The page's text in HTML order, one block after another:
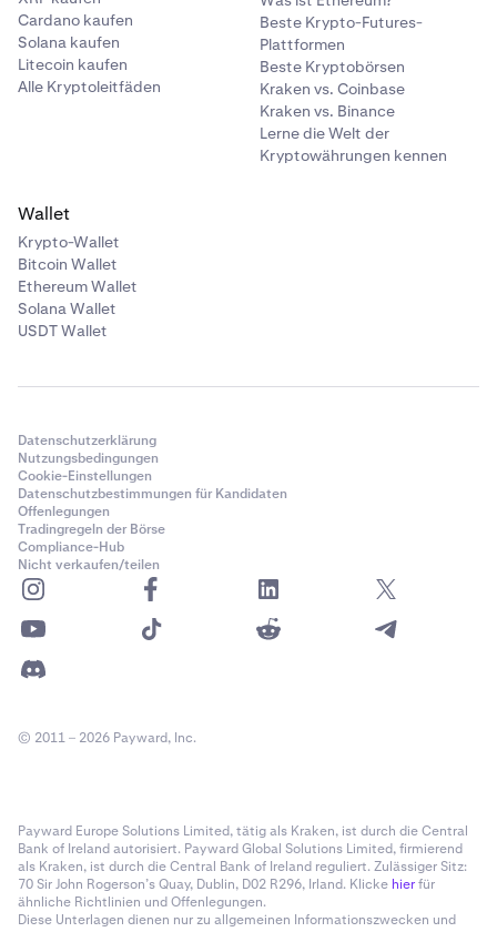
Cardano kaufen
Solana kaufen
Litecoin kaufen
Alle Kryptoleitfäden
Beste Krypto-Futures-
Plattformen
Beste Kryptobörsen
Kraken vs. Coinbase
Kraken vs. Binance
Lerne die Welt der
Kryptowährungen kennen
Wallet
Krypto-Wallet
Bitcoin Wallet
Ethereum Wallet
Solana Wallet
USDT Wallet
Datenschutzerklärung
Nutzungsbedingungen
Cookie-Einstellungen
Datenschutzbestimmungen für Kandidaten
Offenlegungen
Tradingregeln der Börse
Compliance-Hub
Nicht verkaufen/teilen
© 2011 – 2026 Payward, Inc.
Payward Europe Solutions Limited, tätig als Kraken, ist durch die Central
Bank of Ireland autorisiert. Payward Global Solutions Limited, firmierend
als Kraken, ist durch die Central Bank of Ireland reguliert. Zulässiger Sitz:
70 Sir John Rogerson’s Quay, Dublin, D02 R296, Irland. Klicke hierfür
ähnliche Richtlinien und Offenlegungen.
Diese Unterlagen dienen nur zu allgemeinen Informationszwecken und